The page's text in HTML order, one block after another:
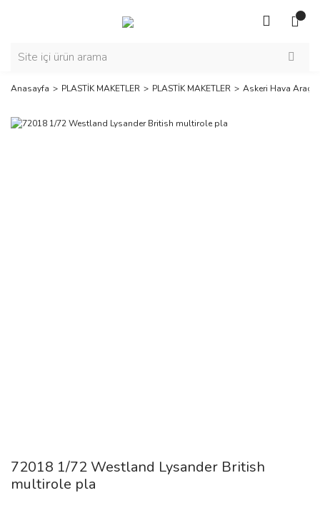
Anasayfa PLASTİK MAKETLER PLASTİK MAKETLER Askeri Hava
72018 1/72 Westland Lysander British
multirole pla